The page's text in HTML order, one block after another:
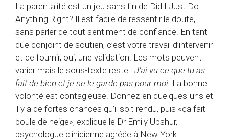
La parentalité est un jeu sans fin de Did I Just Do
Anything Right? Il est facile de ressentir le doute,
sans parler de tout sentiment de confiance. En tant
que conjoint de soutien, c’est votre travail d’intervenir
et de fournir, oui, une validation. Les mots peuvent
varier mais le sous-texte reste : J’ai vu ce que tu as
fait de bien et je ne le garde pas pour moi. La bonne
volonté est contagieuse. Donnez-en quelques-uns et
il y a de fortes chances qu’il soit rendu, puis «ça fait
boule de neige», explique le Dr Emily Upshur,
psychologue clinicienne agréée à New York.